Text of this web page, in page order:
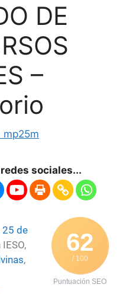
DE
–
mp25m
sociales...
62
/ 100
Puntuación SEO
de
,